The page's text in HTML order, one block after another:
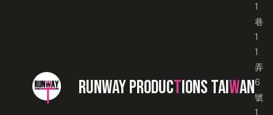
RUNWAY PRODUCTIONS TAIWAN
1
巷
1
1
弄
6
號
1